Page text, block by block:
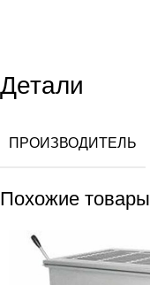
Детали
ПРОИЗВОДИТЕЛЬ
Похожие товары